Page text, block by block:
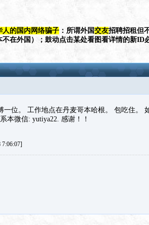
人的国内网络骗子 ：所谓外国交友招聘招租但
在外国）；鼓动点击某处看图看详情的新ID
一位。 工作地点在丹麦哥本哈根。 包吃住。
本微信: yutiya22. 感谢！！